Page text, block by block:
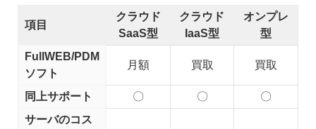
項目
クラウド
SaaS型
クラウド
IaaS型
オンプレ
型
FullWEB/PDM
ソフト
月額 買取 買取
同上サポート 〇 〇
〇
サーバのコス